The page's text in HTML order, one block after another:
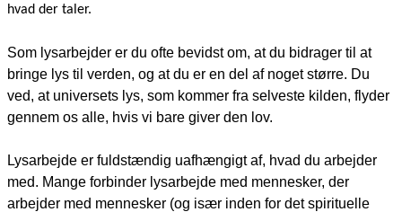
hvad der taler.
Som lysarbejder er du ofte bevidst om, at du bidrager til at
bringe lys til verden, og at du er en del af noget større. Du
ved, at universets lys, som kommer fra selveste kilden, flyder
gennem os alle, hvis vi bare giver den lov.
Lysarbejde er fuldstændig uafhængigt af, hvad du arbejder
med. Mange forbinder lysarbejde med mennesker, der
arbejder med mennesker (og især inden for det spirituelle